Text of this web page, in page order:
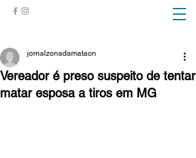
Vereador é preso suspeito de tentar
matar esposa a tiros em MG
jornalzonadamataon